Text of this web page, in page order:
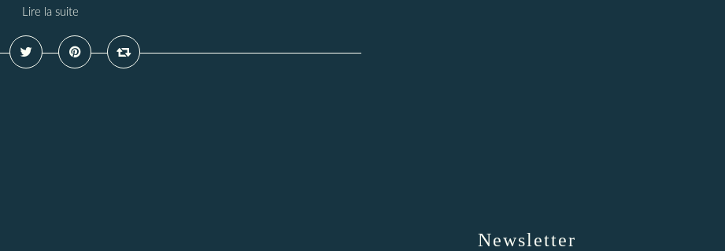
Lire la suite
Newsletter